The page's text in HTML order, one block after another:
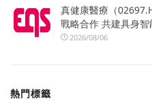
真健康醫療（
戰略合作 共建具身
2026/08/06
熱門標籤